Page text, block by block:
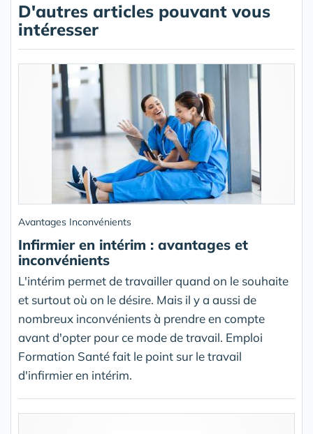
D'autres articles pouvant vous
intéresser
Avantages Inconvénients
Infirmier en intérim : avantages et
inconvénients
L'intérim permet de travailler quand on le souhaite
et surtout où on le désire. Mais il y a aussi de
nombreux inconvénients à prendre en compte
avant d'opter pour ce mode de travail. Emploi
Formation Santé fait le point sur le travail
d'infirmier en intérim.